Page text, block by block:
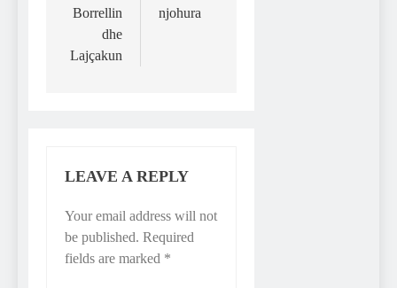
Borrellin
dhe
Lajçakun
njohura
LEAVE A REPLY
Your email address will not
be published. Required
fields are marked *